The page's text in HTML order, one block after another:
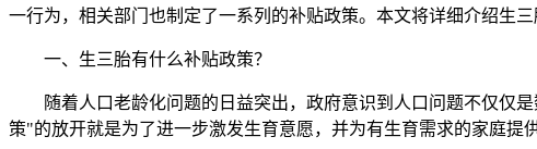
一行为，相关部门也制定了一系列的补贴政策。本文将详细介绍生
一、生三胎有什么补贴政策？
随着人口老龄化问题的日益突出，政府意识到人口问题不仅仅是
策"的放开就是为了进一步激发生育意愿，并为有生育需求的家庭提